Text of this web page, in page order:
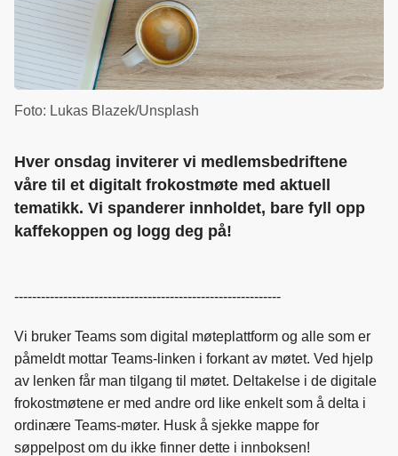
Foto: Lukas Blazek/Unsplash
Hver onsdag inviterer vi medlemsbedriftene
våre til et digitalt frokostmøte med aktuell
tematikk. Vi spanderer innholdet, bare fyll opp
kaffekoppen og logg deg på!
------------------------------------------------------------
Vi bruker Teams som digital møteplattform og alle som er
påmeldt mottar Teams-linken i forkant av møtet. Ved hjelp
av lenken får man tilgang til møtet. Deltakelse i de digitale
frokostmøtene er med andre ord like enkelt som å delta i
ordinære Teams-møter. Husk å sjekke mappe for
søppelpost om du ikke finner dette i innboksen!